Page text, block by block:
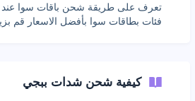
تعرف على طريقة شحن باقات سوا عند
فئات بطاقات سوا بأفضل الاسعار قم
كيفية شحن شدات ببجي